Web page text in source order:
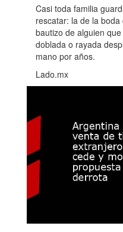
Casi toda familia
rescatar: la de la
bautizo de alguien
doblada o rayada
mano por años.
Lado.mx